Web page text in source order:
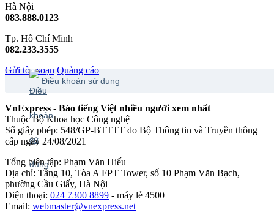
Hà Nội
083.888.0123
Tp. Hồ Chí Minh
082.233.3555
Gửi tòa soạn Quảng cáo
Điều khoản sử dụng
VnExpress - Báo tiếng Việt nhiều người xem nhất
Thuộc Bộ Khoa học Công nghệ
Số giấy phép: 548/GP-BTTTT do Bộ Thông tin và Truyền thông
cấp ngày 24/08/2021
Tổng biên tập: Phạm Văn Hiếu
Địa chỉ: Tầng 10, Tòa A FPT Tower, số 10 Phạm Văn Bạch,
phường Cầu Giấy, Hà Nội
Điện thoại: 024 7300 8899 - máy lẻ 4500
Email: webmaster@vnexpress.net